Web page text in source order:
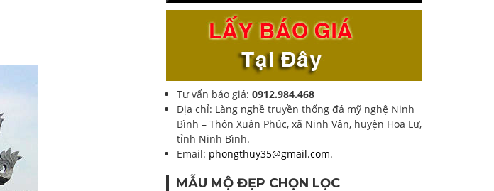
Tư vấn báo giá: 0912.984.468
Địa chỉ: Làng nghề truyền thống đá mỹ nghệ Ninh
Bình – Thôn Xuân Phúc, xã Ninh Vân, huyện Hoa Lư,
tỉnh Ninh Bình.
Email: phongthuy35@gmail.com.
MẪU MỘ ĐẸP CHỌN LỌC